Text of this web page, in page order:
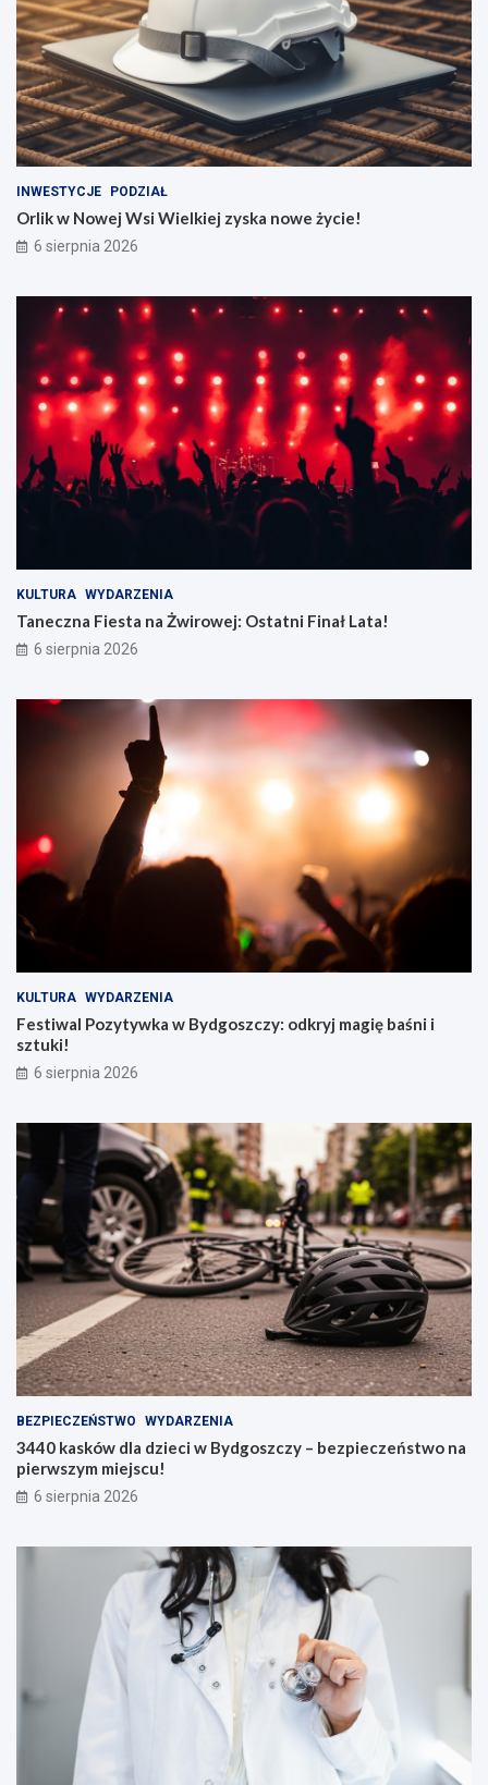
INWESTYCJE PODZIAŁ
Orlik w Nowej Wsi Wielkiej zyska nowe życie!
6 sierpnia 2026
KULTURA WYDARZENIA
Taneczna Fiesta na Żwirowej: Ostatni Finał Lata!
6 sierpnia 2026
KULTURA WYDARZENIA
Festiwal Pozytywka w Bydgoszczy: odkryj magię baśni i
sztuki!
6 sierpnia 2026
BEZPIECZEŃSTWO WYDARZENIA
3440 kasków dla dzieci w Bydgoszczy – bezpieczeństwo na
pierwszym miejscu!
6 sierpnia 2026